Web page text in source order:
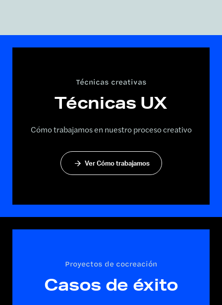
Técnicas creativas
Técnicas UX
Cómo trabajamos en nuestro proceso creativo
Ver Cómo trabajamos
Proyectos de cocreación
Casos de éxito